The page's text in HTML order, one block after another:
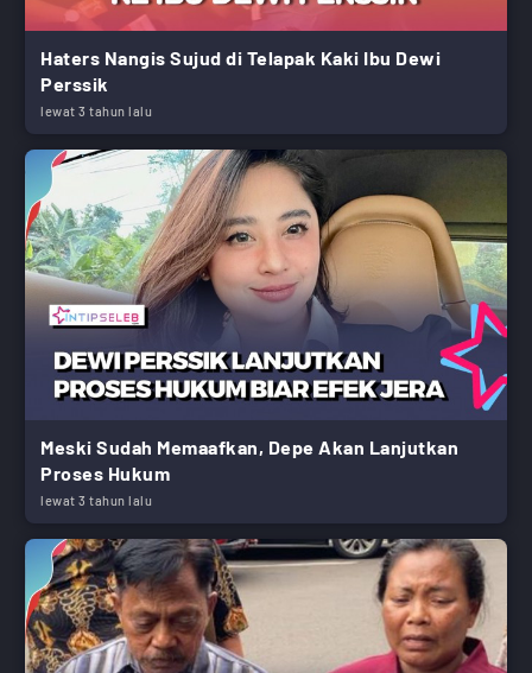
Haters Nangis Sujud di Telapak Kaki Ibu Dewi
Perssik
lewat 3 tahun lalu
Meski Sudah Memaafkan, Depe Akan Lanjutkan
Proses Hukum
lewat 3 tahun lalu